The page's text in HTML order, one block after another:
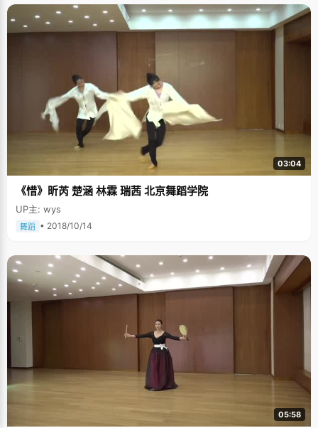
03:04
《惜》昕芮 楚涵 林霖 瑞茜 北京舞蹈学院
UP主: wys
舞蹈 • 2018/10/14
05:58